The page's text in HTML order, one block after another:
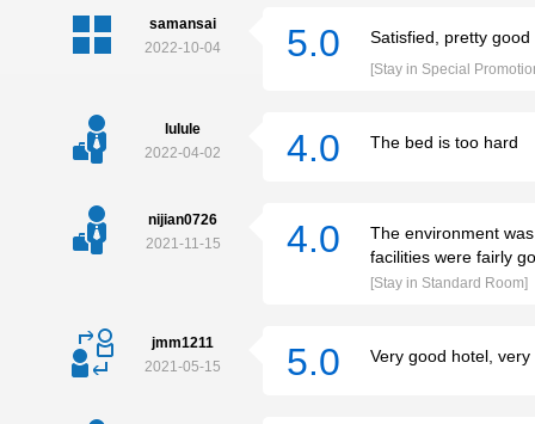
samansai
2022-10-04
5.0 Satisfied, pretty good
[Stay in Special
lulule
2022-04-02
4.0 The bed is too hard
nijian0726
2021-11-15
4.0
The environment
facilities were fairly
[Stay in Standard Room]
jmm1211
2021-05-15
5.0 Very good hotel, very